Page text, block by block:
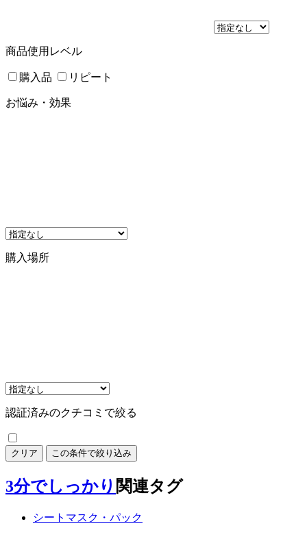
商品使用レベル
購入品 リピート
お悩み・効果
購入場所
認証済みのクチコミで絞る
クリア この条件で絞り込み
3分でしっかり 関連タグ
シートマスク・パック